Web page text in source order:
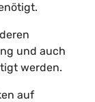
und auch
werden.
auf